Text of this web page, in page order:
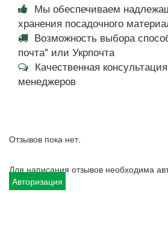
Мы обеспечиваем
хранения посадочного
Возможность выбора
почта" или Укрпочта
Качественная
менеджеров
Отзывов пока нет.
Для написания отзывов необходима
Авторизация